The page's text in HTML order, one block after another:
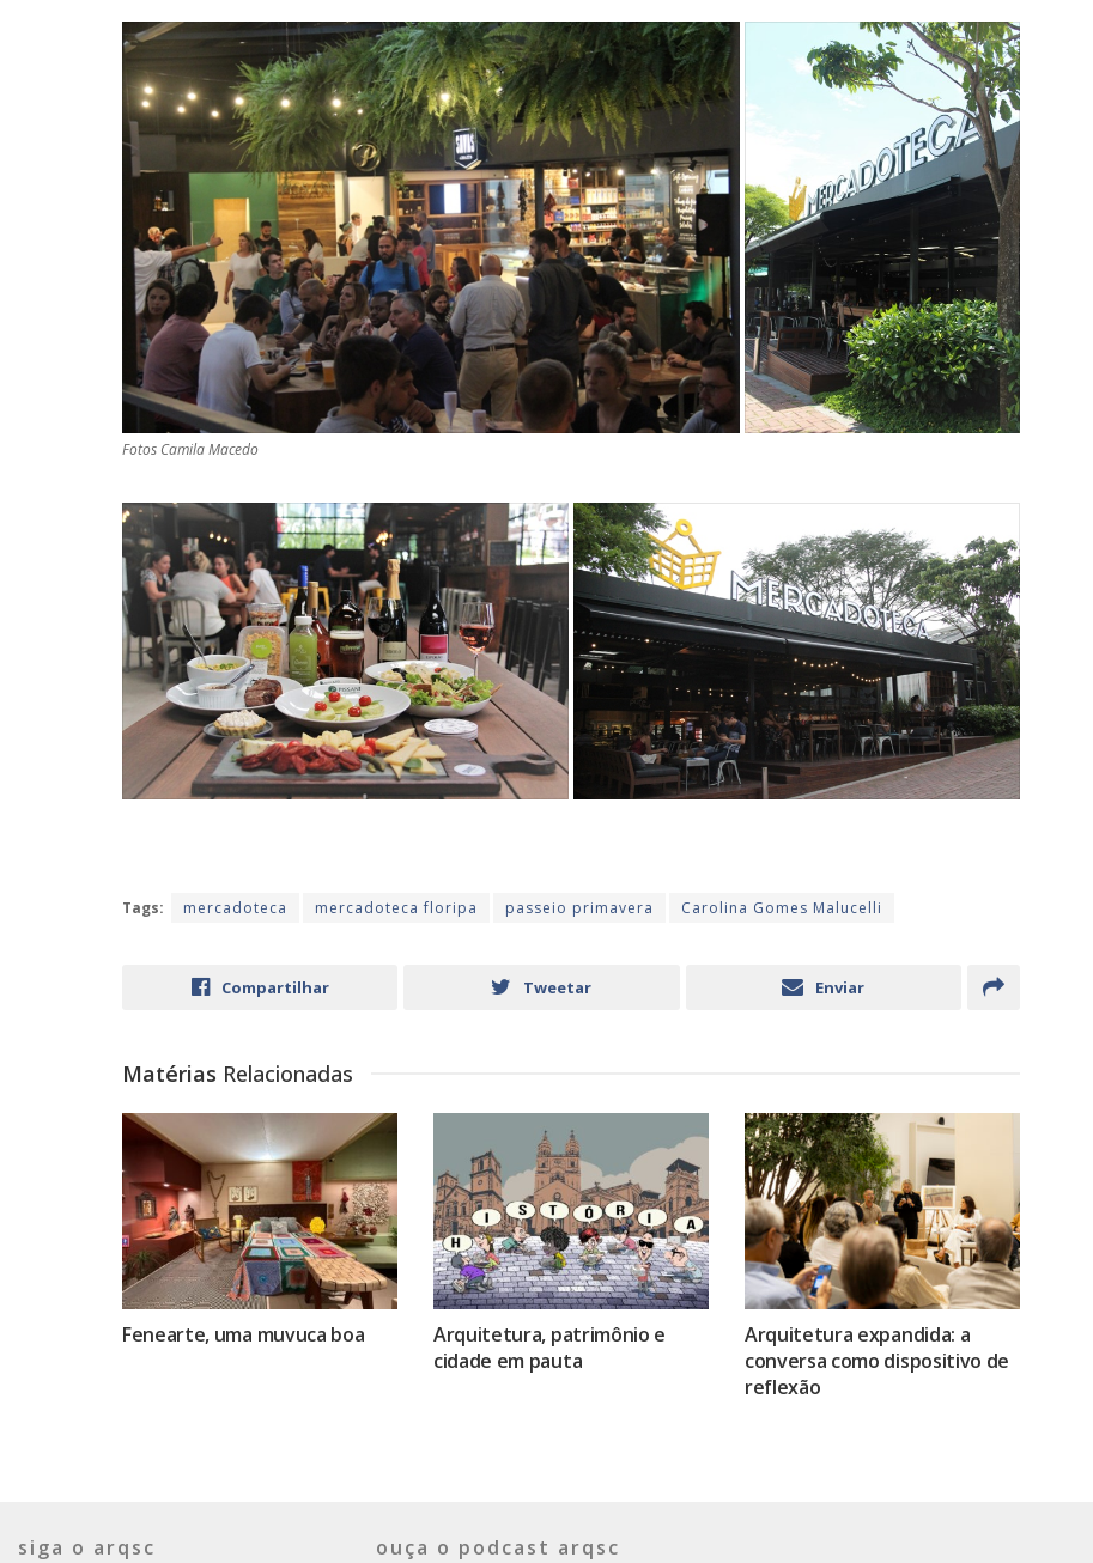
Fotos Camila Macedo
Tags: mercadoteca mercadoteca floripa passeio primavera Carolina Gomes Malucelli
Compartilhar Tweetar Enviar
Matérias Relacionadas
Fenearte, uma muvuca boa
Arquitetura, patrimônio e
cidade em pauta
Arquitetura expandida: a
conversa como dispositivo de
reflexão
siga o arqsc ouça o podcast arqsc